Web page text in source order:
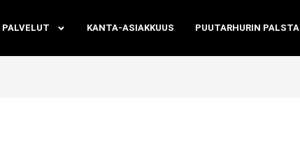
PALVELUT KANTA-ASIAKKUUS PUUTARHURIN PALSTA